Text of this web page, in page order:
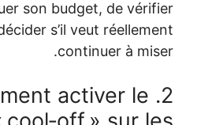
a le temps
ses gains